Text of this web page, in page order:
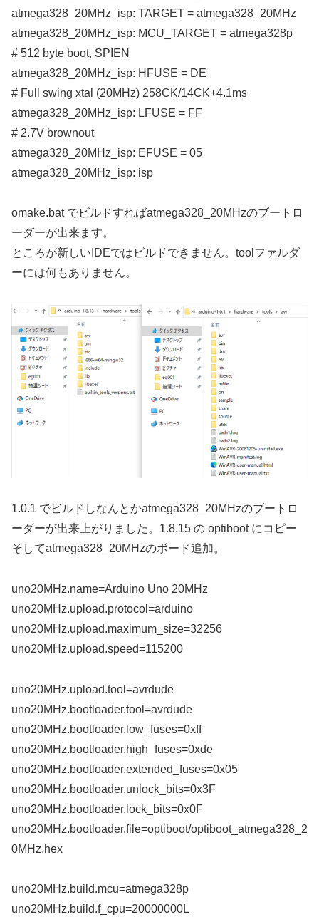
atmega328_20MHz_isp: TARGET = atmega328_20MHz
atmega328_20MHz_isp: MCU_TARGET = atmega328p
# 512 byte boot, SPIEN
atmega328_20MHz_isp: HFUSE = DE
# Full swing xtal (20MHz) 258CK/14CK+4.1ms
atmega328_20MHz_isp: LFUSE = FF
# 2.7V brownout
atmega328_20MHz_isp: EFUSE = 05
atmega328_20MHz_isp: isp
omake.bat でビルドすればatmega328_20MHzのブートロ
ーダーが出来ます。
ところが新しいIDEではビルドできません。toolファルダ
ーには何もありません。
1.0.1 でビルドしなんとかatmega328_20MHzのブートロ
ーダーが出来上がりました。1.8.15 の optiboot にコピー
そしてatmega328_20MHzのボード追加。
uno20MHz.name=Arduino Uno 20MHz
uno20MHz.upload.protocol=arduino
uno20MHz.upload.maximum_size=32256
uno20MHz.upload.speed=115200
uno20MHz.upload.tool=avrdude
uno20MHz.bootloader.tool=avrdude
uno20MHz.bootloader.low_fuses=0xff
uno20MHz.bootloader.high_fuses=0xde
uno20MHz.bootloader.extended_fuses=0x05
uno20MHz.bootloader.unlock_bits=0x3F
uno20MHz.bootloader.lock_bits=0x0F
uno20MHz.bootloader.file=optiboot/optiboot_atmega328_2
0MHz.hex
uno20MHz.build.mcu=atmega328p
uno20MHz.build.f_cpu=20000000L